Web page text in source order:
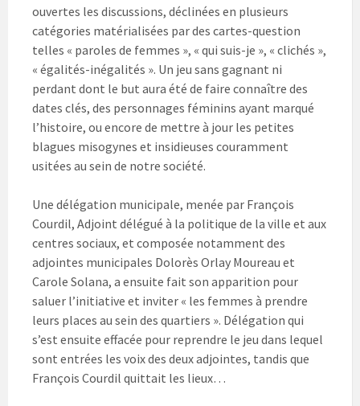
ouvertes les discussions, déclinées en plusieurs
catégories matérialisées par des cartes-question
telles « paroles de femmes », « qui suis-je », « clichés »,
« égalités-inégalités ». Un jeu sans gagnant ni
perdant dont le but aura été de faire connaître des
dates clés, des personnages féminins ayant marqué
l’histoire, ou encore de mettre à jour les petites
blagues misogynes et insidieuses couramment
usitées au sein de notre société.
Une délégation municipale, menée par François
Courdil, Adjoint délégué à la politique de la ville et aux
centres sociaux, et composée notamment des
adjointes municipales Dolorès Orlay Moureau et
Carole Solana, a ensuite fait son apparition pour
saluer l’initiative et inviter « les femmes à prendre
leurs places au sein des quartiers ». Délégation qui
s’est ensuite effacée pour reprendre le jeu dans lequel
sont entrées les voix des deux adjointes, tandis que
François Courdil quittait les lieux…